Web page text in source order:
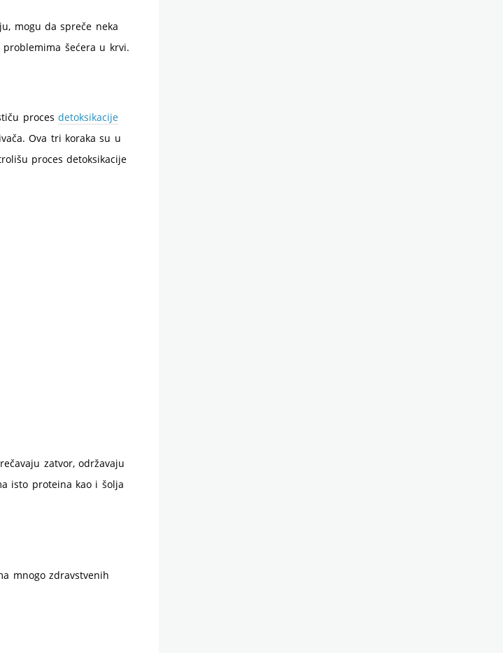
mogu da spreče neka
šećera u krvi.
proces detoksikacije
Ova tri koraka su u
proces detoksikacije
zatvor, održavaju
isto proteina kao i šolja
mnogo zdravstvenih